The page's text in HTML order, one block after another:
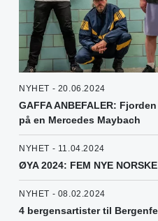
NYHET - 20.06.2024
GAFFA ANBEFALER:
på en Mercedes Maybach
NYHET - 11.04.2024
ØYA 2024: FEM NYE
NYHET - 08.02.2024
4 bergensartister til